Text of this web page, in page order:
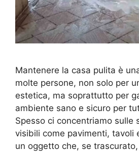
Mantenere la casa pulita è
molte persone, non solo per
estetica, ma soprattutto per
ambiente sano e sicuro per
Spesso ci concentriamo sulle
visibili come pavimenti, tavoli
un oggetto che, se